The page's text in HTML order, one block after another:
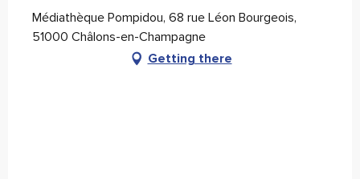
Médiathèque Pompidou, 68 rue Léon Bourgeois,
51000 Châlons-en-Champagne
Getting there